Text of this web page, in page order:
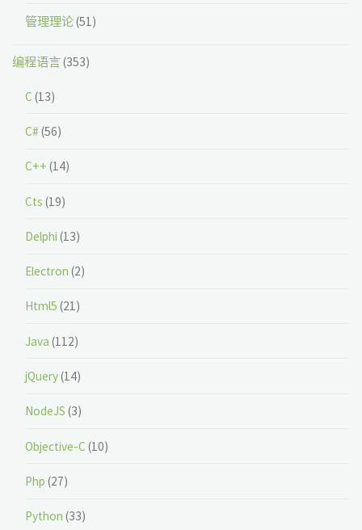
管理理论(51)
编程语言(353)
C (13)
C# (56)
C++ (14)
Cts (19)
Delphi (13)
Electron (2)
Html5 (21)
Java (112)
jQuery(14)
NodeJS (3)
Objective-C (10)
Php (27)
Python (33)